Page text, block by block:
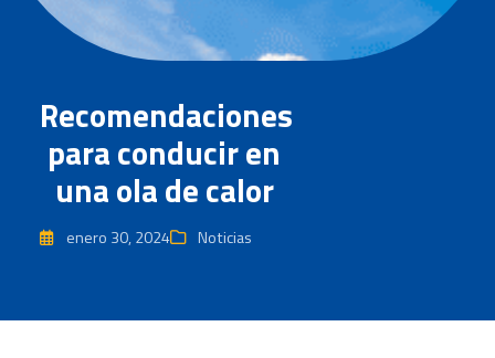
Recomendaciones
para conducir en
una ola de calor
enero 30, 2024 Noticias